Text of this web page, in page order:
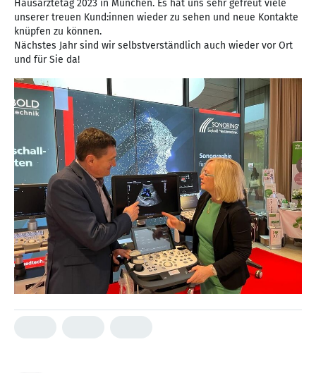
Hausärztetag 2023 in München. Es hat uns sehr gefreut viele
unserer treuen Kund:innen wieder zu sehen und neue Kontakte
knüpfen zu können.
Nächstes Jahr sind wir selbstverständlich auch wieder vor Ort
und für Sie da!